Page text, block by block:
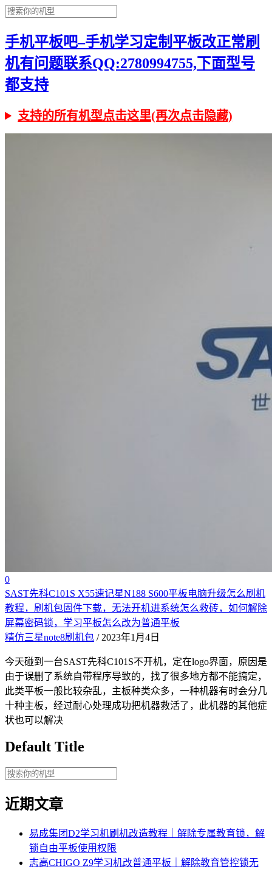
手机平板吧–手机学习定制平板改正常刷
机有问题联系QQ:2780994755,下面型号
都支持
支持的所有机型点击这里(再次点击隐藏)
0
SAST先科C101S X55速记星N188 S600平板电脑升级怎么刷机
教程，刷机包固件下载，无法开机进系统怎么救砖，如何解除
屏幕密码锁，学习平板怎么改为普通平板
精仿三星note8刷机包 / 2023年1月4日
今天碰到一台SAST先科C101S不开机，定在logo界面，原因是
由于误删了系统自带程序导致的，找了很多地方都不能搞定，
此类平板一般比较杂乱，主板种类众多，一种机器有时会分几
十种主板，经过耐心处理成功把机器救活了，此机器的其他症
状也可以解决
Default Title
近期文章
易成集团D2学习机刷机改造教程｜解除专属教育锁，解
锁自由平板使用权限
志高CHIGO Z9学习机改普通平板｜解除教育管控锁无